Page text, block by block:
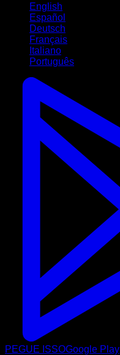
English
Español
Deutsch
Français
Italiano
Português
PEGUE ISSOGoogle Play